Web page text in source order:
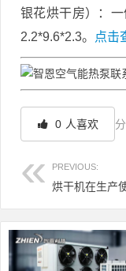
银花烘干房）：
2.2*9.6*2.3。
点击
0 人喜欢
PREVIOUS:
文章导航